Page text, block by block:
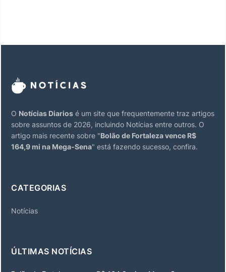
O Notícias Diarios é um site que frequentemente traz artigos
sobre assuntos de 2026, incluindo Notícias entre outros. O
artigo mais recente sobre "Bolão de Fortaleza vence R$
164,9 mi na Mega-Sena" está fazendo sucesso, confira.
CATEGORIAS
Notícias
ÚLTIMAS NOTÍCIAS